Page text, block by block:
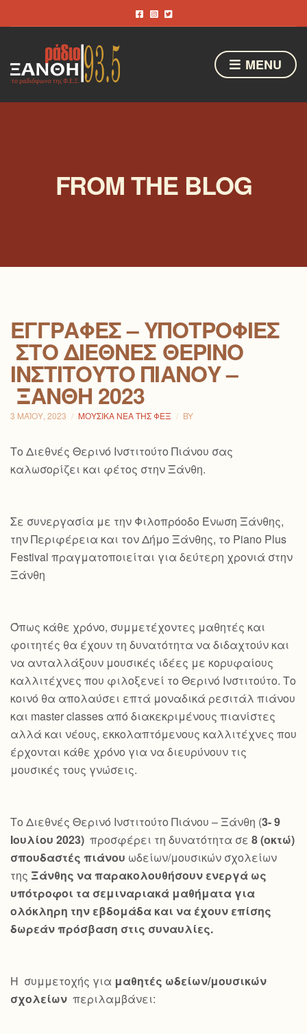
MENU
FROM THE BLOG
ΕΓΓΡΑΦΈΣ – ΥΠΟΤΡΟΦΊΕΣ
ΣΤΟ ΔΙΕΘΝΈΣ ΘΕΡΙΝΌ
ΙΝΣΤΙΤΟΎΤΟ ΠΙΆΝΟΥ –
ΞΆΝΘΗ 2023
3 ΜΑΪ́ΟΥ, 2023 ΜΟΥΣΙΚΆ ΝΈΑ ΤΗΣ ΦΕΞ BY
Το Διεθνές Θερινό Ινστιτούτο Πιάνου σας
καλωσορίζει και φέτος στην Ξάνθη.
Σε συνεργασία με την Φιλοπρόοδο Ένωση Ξάνθης,
την Περιφέρεια και τον Δήμο Ξάνθης, το Piano Plus
Festival πραγματοποιείται για δεύτερη χρονιά στην
Ξάνθη
Όπως κάθε χρόνο, συμμετέχοντες μαθητές και
φοιτητές θα έχουν τη δυνατότητα να διδαχτούν και
να ανταλλάξουν μουσικές ιδέες με κορυφαίους
καλλιτέχνες που φιλοξενεί το Θερινό Ινστιτούτο. Το
κοινό θα απολαύσει επτά μοναδικά ρεσιτάλ πιάνου
και master classes από διακεκριμένους πιανίστες
αλλά και νέους, εκκολαπτόμενους καλλιτέχνες που
έρχονται κάθε χρόνο για να διευρύνουν τις
μουσικές τους γνώσεις.
Το Διεθνές Θερινό Ινστιτούτο Πιάνου – Ξάνθη (3- 9
Ιουλίου 2023) προσφέρει τη δυνατότητα σε 8 (οκτώ)
σπουδαστές πιάνου ωδείων/μουσικών σχολείων
της Ξάνθης να παρακολουθήσουν ενεργά ως
υπότροφοι τα σεμιναριακά μαθήματα για
ολόκληρη την εβδομάδα και να έχουν επίσης
δωρεάν πρόσβαση στις συναυλίες.
Η συμμετοχής για μαθητές ωδείων/μουσικών
σχολείων περιλαμβάνει: